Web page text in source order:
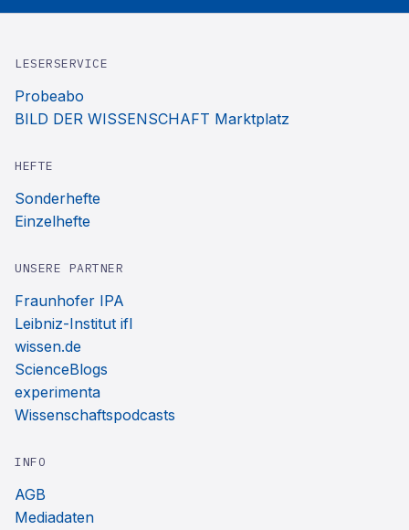
LESERSERVICE
Probeabo
BILD DER WISSENSCHAFT Marktplatz
HEFTE
Sonderhefte
Einzelhefte
UNSERE PARTNER
Fraunhofer IPA
Leibniz-Institut ifl
wissen.de
ScienceBlogs
experimenta
Wissenschaftspodcasts
INFO
AGB
Mediadaten